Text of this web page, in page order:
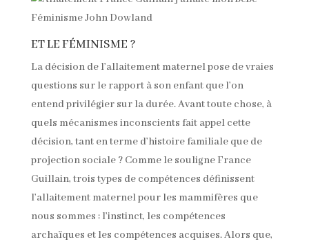
ET LE FÉMINISME ?
La décision de l’allaitement maternel pose de vraies
questions sur le rapport à son enfant que l’on
entend privilégier sur la durée. Avant toute chose, à
quels mécanismes inconscients fait appel cette
décision, tant en terme d’histoire familiale que de
projection sociale ? Comme le souligne France
Guillain, trois types de compétences définissent
l’allaitement maternel pour les mammifères que
nous sommes : l’instinct, les compétences
archaïques et les compétences acquises. Alors que,